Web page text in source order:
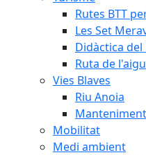
Rutes BTT
Les Set
Didàctica del
Ruta de
Vies Blaves
Riu Anoia
Mobilitat
Medi ambient